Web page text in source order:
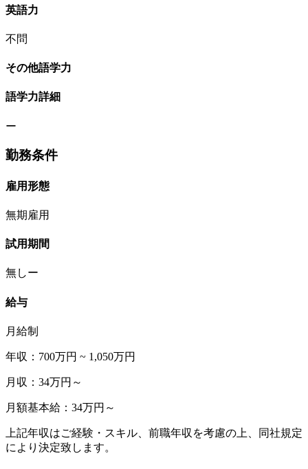
英語力
不問
その他語学力
語学力詳細
ー
勤務条件
雇用形態
無期雇用
試用期間
無しー
給与
月給制
年収：700万円 ~ 1,050万円
月収：34万円～
月額基本給：34万円～
上記年収はご経験・スキル、前職年収を考慮の上、同社規定
により決定致します。